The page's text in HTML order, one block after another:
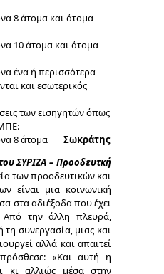
των εισηγητών όπως
Σωκράτης
ΣΥΡΙΖΑ – Προοδευτκή
των προοδευτικών και
είναι μια κοινωνική
στα αδιέξοδα που έχει
Από την άλλη πλευρά,
τη συνεργασία, μιας και
αλλά και απαιτεί
«Και αυτή η
κι αλλιώς μέσα στην